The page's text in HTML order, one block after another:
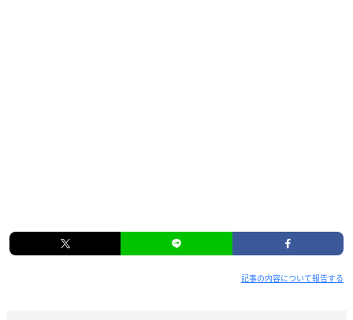
記事の内容について報告する